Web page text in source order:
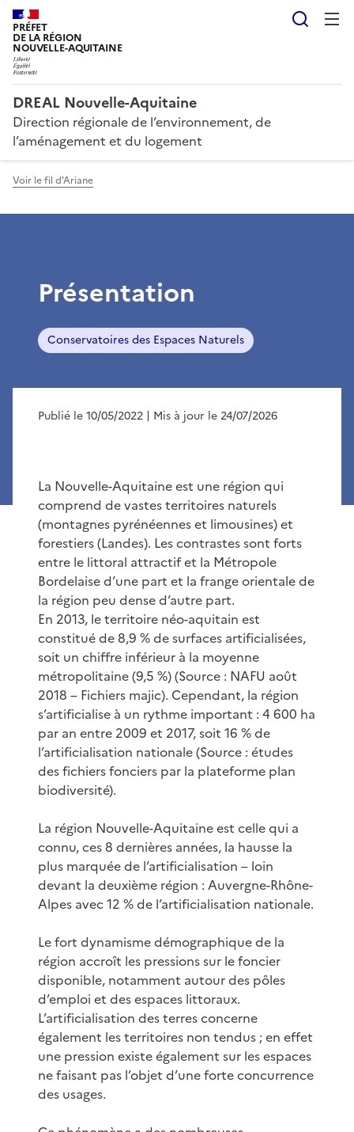
PRÉFET
DE LA RÉGION
NOUVELLE-AQUITAINE
DREAL Nouvelle-Aquitaine
Direction régionale de l’environnement, de
l’aménagement et du logement
Voir le fil d'Ariane
Présentation
Conservatoires des Espaces Naturels
Publié le 10/05/2022 | Mis à jour le 24/07/2026
La Nouvelle-Aquitaine est une région qui
comprend de vastes territoires naturels
(montagnes pyrénéennes et limousines) et
forestiers (Landes). Les contrastes sont forts
entre le littoral attractif et la Métropole
Bordelaise d’une part et la frange orientale de
la région peu dense d’autre part.
En 2013, le territoire néo-aquitain est
constitué de 8,9 % de surfaces artificialisées,
soit un chiffre inférieur à la moyenne
métropolitaine (9,5 %) (Source : NAFU août
2018 – Fichiers majic). Cependant, la région
s’artificialise à un rythme important : 4 600 ha
par an entre 2009 et 2017, soit 16 % de
l’artificialisation nationale (Source : études
des fichiers fonciers par la plateforme plan
biodiversité).
La région Nouvelle-Aquitaine est celle qui a
connu, ces 8 dernières années, la hausse la
plus marquée de l’artificialisation – loin
devant la deuxième région : Auvergne-Rhône-
Alpes avec 12 % de l’artificialisation nationale.
Le fort dynamisme démographique de la
région accroît les pressions sur le foncier
disponible, notamment autour des pôles
d’emploi et des espaces littoraux.
L’artificialisation des terres concerne
également les territoires non tendus ; en effet
une pression existe également sur les espaces
ne faisant pas l’objet d’une forte concurrence
des usages.